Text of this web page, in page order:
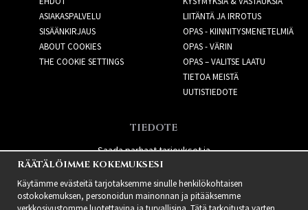
ASIAKASPALVELU
SISÄÄNKIRJAUS
ABOUT COOKIES
THE COOKIE SETTINGS
LIITÄNTÄ JA IRROTUS
OPAS - KIINNITYSMENETELMIÄ
OPAS - VÄRIN
OPAS – VALITSE LAATU
TIETOA MEISTÄ
UUTISTIEDOTE
TIEDOTE
Saada parhaat tarjoukset ja
uusia tuotteita!
RÄÄTÄLÖIMME KOKEMUKSESI
Käytämme evästeitä tarjotaksemme sinulle henkilökohtaisen
ostokokemuksen, personoidun mainonnan ja pitääksemme